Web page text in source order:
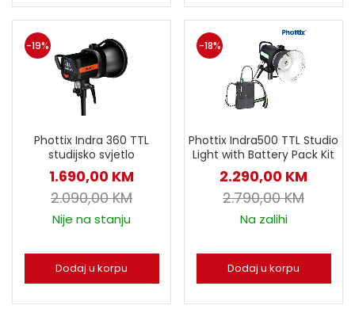
-19%
Phottix Indra 360 TTL
studijsko svjetlo
1.690,00 KM
2.090,00KM
Nije na stanju
Dodaj u korpu
-18%
Phottix Indra500 TTL Studio
Light with Battery Pack Kit
2.290,00 KM
2.790,00KM
Na zalihi
Dodaj u korpu